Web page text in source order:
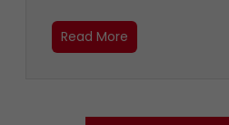
Read More